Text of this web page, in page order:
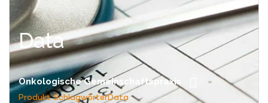
Data
Onkologische Gemeinschaftspraxis
Produkt SchlagwörterData